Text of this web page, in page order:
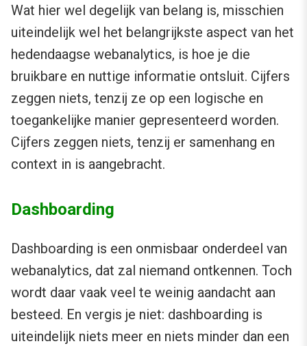
Wat hier wel degelijk van belang is, misschien
uiteindelijk wel het belangrijkste aspect van het
hedendaagse webanalytics, is hoe je die
bruikbare en nuttige informatie ontsluit. Cijfers
zeggen niets, tenzij ze op een logische en
toegankelijke manier gepresenteerd worden.
Cijfers zeggen niets, tenzij er samenhang en
context in is aangebracht.
Dashboarding
Dashboarding is een onmisbaar onderdeel van
webanalytics, dat zal niemand ontkennen. Toch
wordt daar vaak veel te weinig aandacht aan
besteed. En vergis je niet: dashboarding is
uiteindelijk niets meer en niets minder dan een